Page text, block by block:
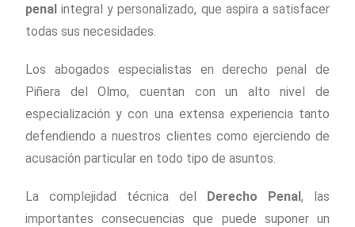
penal integral y personalizado, que aspira a satisfacer
todas sus necesidades.
Los abogados especialistas en derecho penal de
Piñera del Olmo, cuentan con un alto nivel de
especialización y con una extensa experiencia tanto
defendiendo a nuestros clientes como ejerciendo de
acusación particular en todo tipo de asuntos.
La complejidad técnica del Derecho Penal, las
importantes consecuencias que puede suponer un